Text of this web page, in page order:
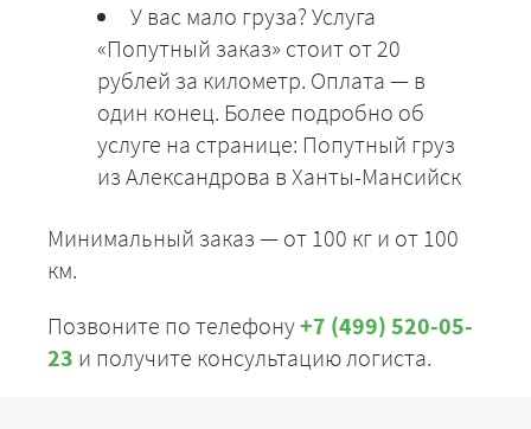
У вас мало груза? Услуга
«Попутный заказ» стоит от 20
рублей за километр. Оплата — в
один конец. Более подробно об
услуге на странице: Попутный груз
из Александрова в Ханты-Мансийск
Минимальный заказ — от 100 кг и от 100
км.
Позвоните по телефону+7 (499) 520-05-
23 и получите консультацию логиста.